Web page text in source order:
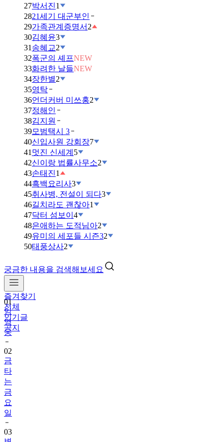
27박서진1
2821세기 대군부인
29가족관계증명서 2
30김혜윤3
31 송혜교2
32폭군의 셰프NEW
33화려한 날들NEW
34장한별2
35영탁
36언더커버 미쓰홍2
37정해인
38김지원
39모범택시 3
40신입사원 강회장7
41 멋진 신세계 5
42신이랑 법률사무소2
43손태진1
44흑백요리사3
45취사병, 전설이 되다3
46길치라도 괜찮아1
47닥터 섬보이 4
48은애하는 도적님아2
49유미의 세포들 시즌32
50태풍상사2
궁금한 내용을 검색해보세요
즐겨찾기
전체
인기글
공지
01
임
영
웅
02
금
타
는
금
요
일
03
변
우